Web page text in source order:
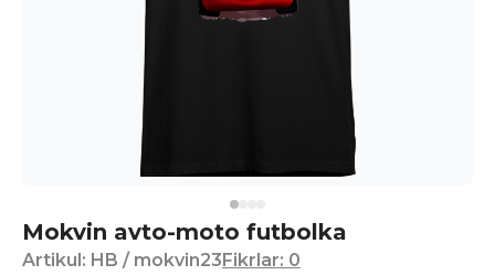
Mokvin avto-moto futbolka
Artikul: HB / mokvin23Fikrlar: 0